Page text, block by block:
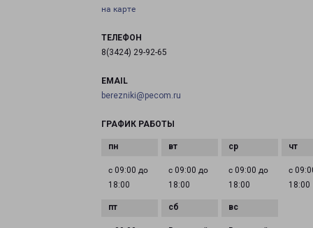
на карте
ТЕЛЕФОН
8(3424) 29-92-65
EMAIL
berezniki@pecom.ru
ГРАФИК РАБОТЫ
с 09:00 до
18:00
с 09:00 до
18:00
с 09:00 до
18:00
с
18:00